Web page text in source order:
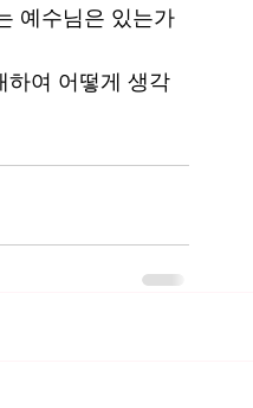
예수님은 있는가
하여 어떻게 생각